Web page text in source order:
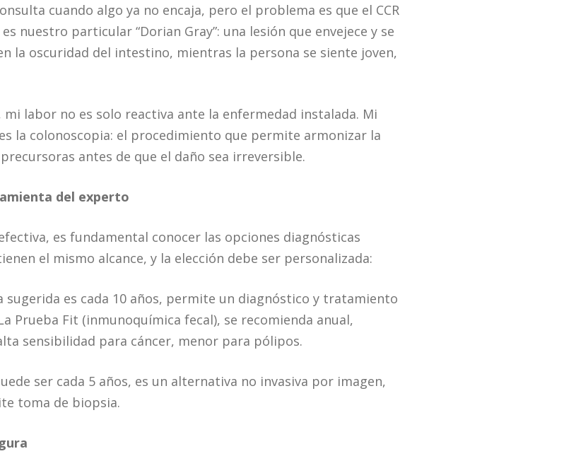
cuando algo ya no encaja, pero el problema es que el CCR
nuestro particular “Dorian Gray”: una lesión que envejece y se
la oscuridad del intestino, mientras la persona se siente joven,
labor no es solo reactiva ante la enfermedad instalada. Mi
la colonoscopia: el procedimiento que permite armonizar la
antes de que el daño sea irreversible.
del experto
es fundamental conocer las opciones diagnósticas
el mismo alcance, y la elección debe ser personalizada:
sugerida es cada 10 años, permite un diagnóstico y tratamiento
Prueba Fit (inmunoquímica fecal), se recomienda anual,
sensibilidad para cáncer, menor para pólipos.
ser cada 5 años, es un alternativa no invasiva por imagen,
toma de biopsia.